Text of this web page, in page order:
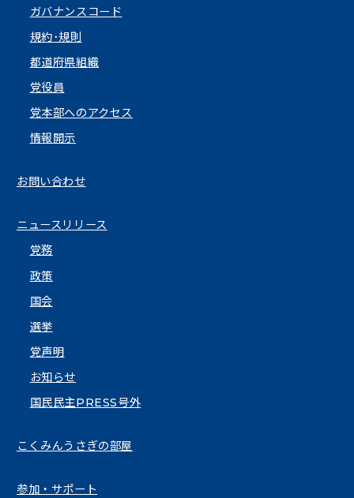
ガバナンスコード
規約･規則
都道府県組織
党役員
党本部へのアクセス
情報開示
お問い合わせ
ニュースリリース
党務
政策
国会
選挙
党声明
お知らせ
国民民主PRESS号外
こくみんうさぎの部屋
参加・サポート